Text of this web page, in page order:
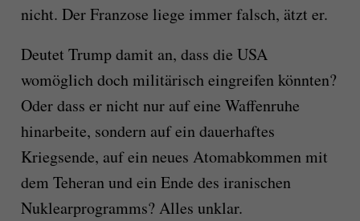
nicht. Der Franzose liege immer falsch, ätzt er.
Deutet Trump damit an, dass die USA
womöglich doch militärisch eingreifen könnten?
Oder dass er nicht nur auf eine Waffenruhe
hinarbeite, sondern auf ein dauerhaftes
Kriegsende, auf ein neues Atomabkommen mit
dem Teheran und ein Ende des iranischen
Nuklearprogramms? Alles unklar.